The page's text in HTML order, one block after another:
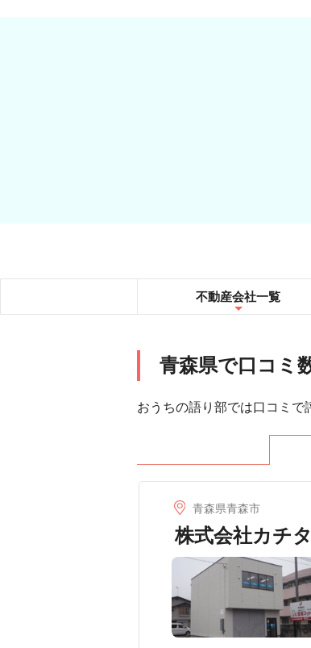
不動産会社一覧
青森県で口コミ
おうちの語り部では口コミで
青森県青森市
株式会社カチ